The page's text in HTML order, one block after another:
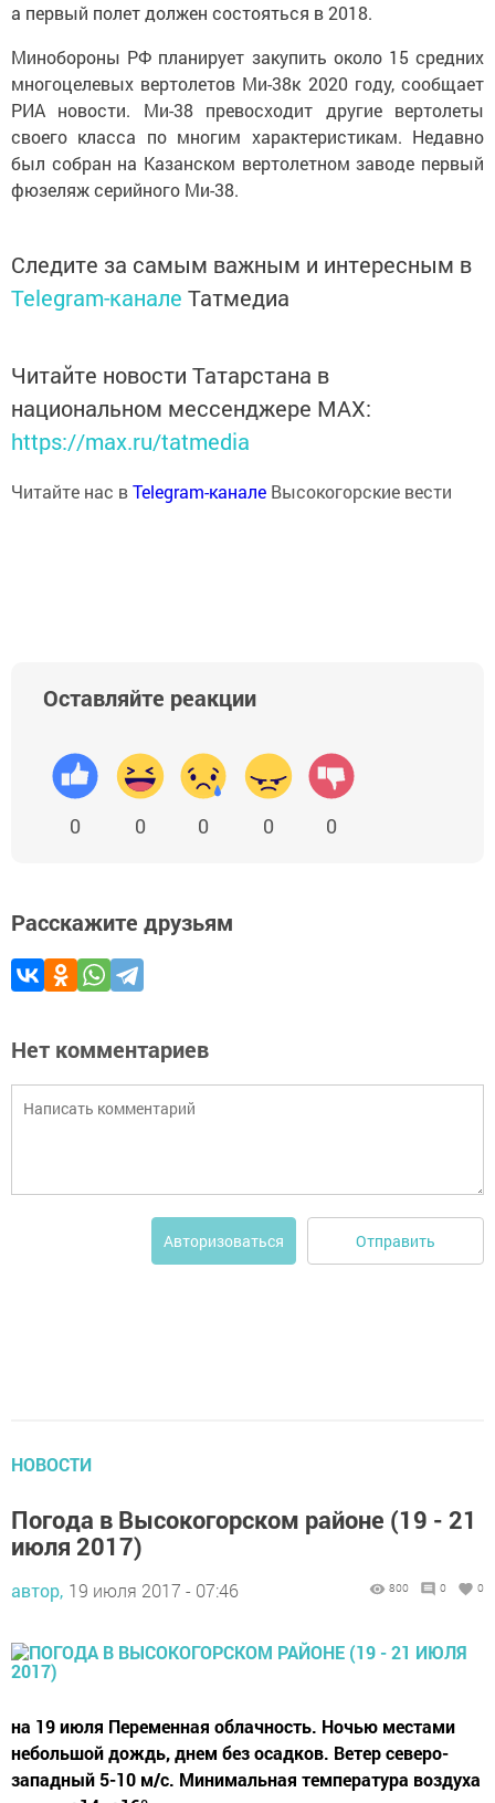
а первый полет должен состояться в 2018.
Минобороны РФ планирует закупить около 15 средних
многоцелевых вертолетов Ми-38к 2020 году, сообщает
РИА новости. Ми-38 превосходит другие вертолеты
своего класса по многим характеристикам. Недавно
был собран на Казанском вертолетном заводе первый
фюзеляж серийного Ми-38.
Следите за самым важным и интересным в
Telegram-канале Татмедиа
Читайте новости Татарстана в
национальном мессенджере MАХ:
https://max.ru/tatmedia
Читайте нас вTelegram-канале Высокогорские вести
Оставляйте реакции
0 0 0 0 0
Расскажите друзьям
Нет комментариев
Авторизоваться Отправить
НОВОСТИ
Погода в Высокогорском районе (19 - 21
июля 2017)
автор, 19 июля 2017 - 07:46 800 0 0
на 19 июля Переменная облачность. Ночью местами
небольшой дождь, днем без осадков. Ветер северо-
западный 5-10 м/с. Минимальная температура воздуха